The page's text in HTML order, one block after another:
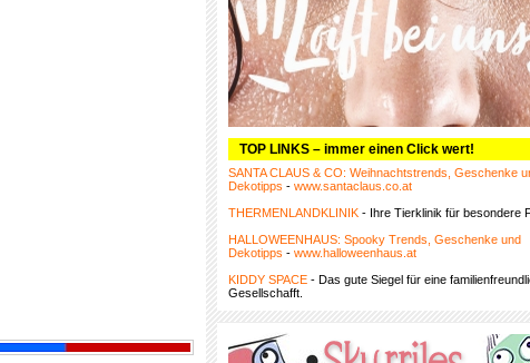
TOP LINKS – immer einen Click wert!
SANTA CLAUS & CO: Weihnachtstrends, Geschenke
Dekotipps - www.santaclaus.co.at
THERMENLANDKLINIK - Ihre Tierklinik für besondere
HALLOWEENHAUS: Spooky Trends, Geschenke und
Dekotipps - www.halloweenhaus.at
KIDDY SPACE - Das gute Siegel für eine
Gesellschafft.